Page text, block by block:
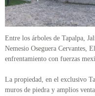
Entre los árboles de Tapalpa,
Nemesio Oseguera Cervantes,
enfrentamiento con fuerzas
La propiedad, en el exclusivo
muros de piedra y amplios